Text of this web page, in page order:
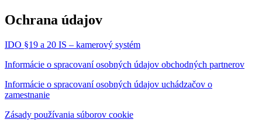
Ochrana údajov
IDO §19 a 20 IS – kamerový systém
Informácie o spracovaní osobných údajov obchodných partnerov
Informácie o spracovaní osobných údajov uchádzačov o
zamestnanie
Zásady používania súborov cookie